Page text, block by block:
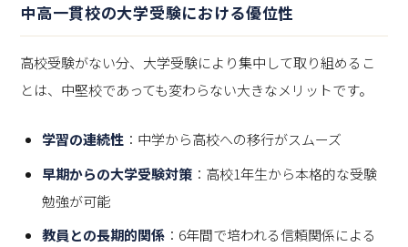
中高一貫校の大学受験における優位性
高校受験がない分、大学受験により集中して取り組めるこ
とは、中堅校であっても変わらない大きなメリットです。
学習の連続性 ：中学から高校への移行がスムーズ
早期からの大学受験対策 ：高校1年生から本格的な受験
勉強が可能
教員との長期的関係 ：6年間で培われる信頼関係による